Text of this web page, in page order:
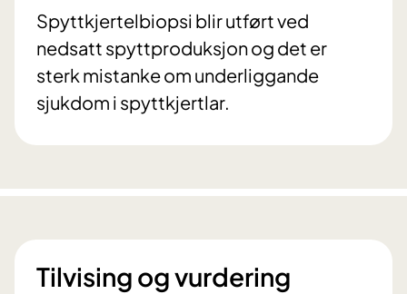
Spyttkjertelbiopsi blir utført ved
nedsatt spyttproduksjon og det er
sterk mistanke om underliggande
sjukdom i spyttkjertlar.
Tilvising og vurdering